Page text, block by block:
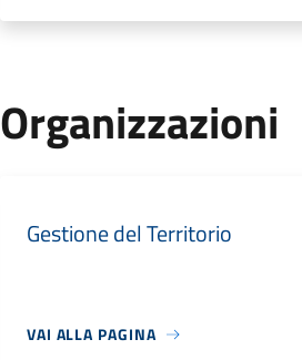
Organizzazioni
Gestione del Territorio
VAI ALLA PAGINA